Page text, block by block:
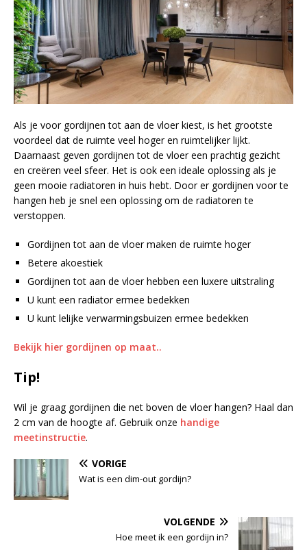
Als je voor gordijnen tot aan de vloer kiest, is het grootste
voordeel dat de ruimte veel hoger en ruimtelijker lijkt.
Daarnaast geven gordijnen tot de vloer een prachtig gezicht
en creëren veel sfeer. Het is ook een ideale oplossing als je
geen mooie radiatoren in huis hebt. Door er gordijnen voor te
hangen heb je snel een oplossing om de radiatoren te
verstoppen.
Gordijnen tot aan de vloer maken de ruimte hoger
Betere akoestiek
Gordijnen tot aan de vloer hebben een luxere uitstraling
U kunt een radiator ermee bedekken
U kunt lelijke verwarmingsbuizen ermee bedekken
Bekijk hier gordijnen op maat..
Tip!
Wil je graag gordijnen die net boven de vloer hangen? Haal dan
2 cm van de hoogte af. Gebruik onze handige
meetinstructie.
VORIGE
Wat is een dim-out gordijn?
VOLGENDE
Hoe meet ik een gordijn in?